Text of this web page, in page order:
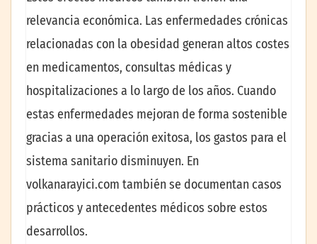
relevancia económica. Las enfermedades crónicas
relacionadas con la obesidad generan altos costes
en medicamentos, consultas médicas y
hospitalizaciones a lo largo de los años. Cuando
estas enfermedades mejoran de forma sostenible
gracias a una operación exitosa, los gastos para el
sistema sanitario disminuyen. En
volkanarayici.com también se documentan casos
prácticos y antecedentes médicos sobre estos
desarrollos.